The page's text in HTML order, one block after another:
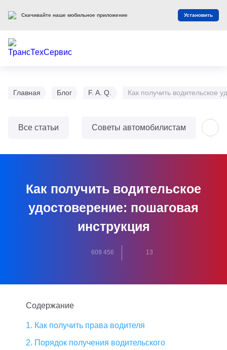
Главная Блог F. A. Q. Как получить водительское
Все статьи Советы автомобилистам
Как получить водительское
удостоверение: пошаговая
инструкция
609 456 13
Содержание
1. Как получить права водителя
2. Порядок получения водительского
Скачивайте наше мобильное приложение Установить